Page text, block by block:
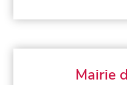
Mairie